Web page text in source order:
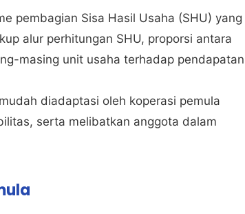
pembagian Sisa Hasil Usaha (SHU) yang
alur perhitungan SHU, proporsi antara
masing unit usaha terhadap pendapatan
diadaptasi oleh koperasi pemula
serta melibatkan anggota dalam